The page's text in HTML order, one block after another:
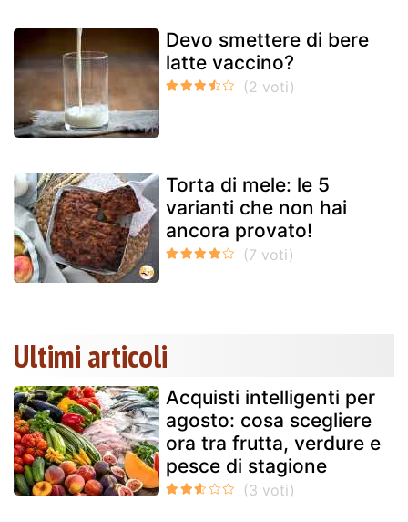
Devo smettere di bere
latte vaccino?
Torta di mele: le 5
varianti che non hai
ancora provato!
Ultimi articoli
Acquisti intelligenti per
agosto: cosa scegliere
ora tra frutta, verdure e
pesce di stagione